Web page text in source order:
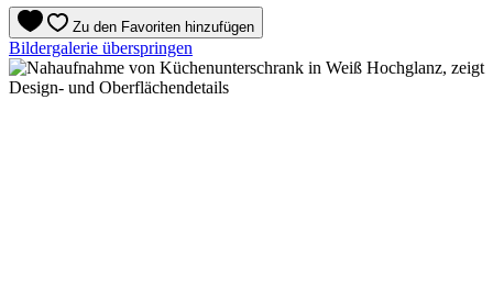
Zu den Favoriten hinzufügen
Bildergalerie überspringen